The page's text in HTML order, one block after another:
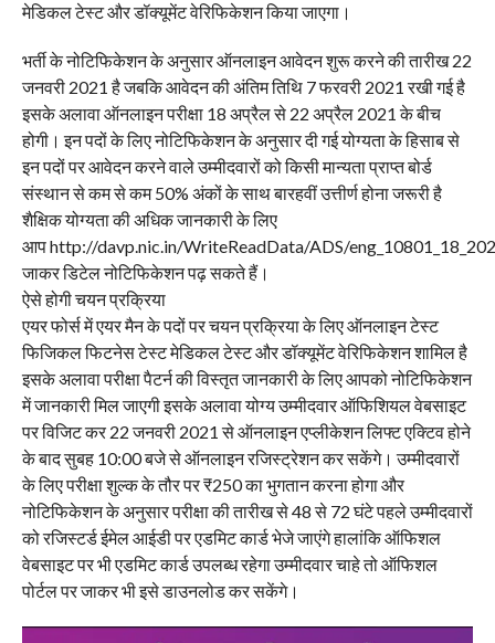
मेडिकल टेस्ट और डॉक्यूमेंट वेरिफिकेशन किया जाएगा।
भर्ती के नोटिफिकेशन के अनुसार ऑनलाइन आवेदन शुरू करने की तारीख 22
जनवरी 2021 है जबकि आवेदन की अंतिम तिथि 7 फरवरी 2021 रखी गई है
इसके अलावा ऑनलाइन परीक्षा 18 अप्रैल से 22 अप्रैल 2021 के बीच
होगी। इन पदों के लिए नोटिफिकेशन के अनुसार दी गई योग्यता के हिसाब से
इन पदों पर आवेदन करने वाले उम्मीदवारों को किसी मान्यता प्राप्त बोर्ड
संस्थान से कम से कम 50% अंकों के साथ बारहवीं उत्तीर्ण होना जरूरी है
शैक्षिक योग्यता की अधिक जानकारी के लिए
आप http://davp.nic.in/WriteReadData/ADS/
जाकर डिटेल नोटिफिकेशन पढ़ सकते हैं।
ऐसे होगी चयन प्रक्रिया
एयर फोर्स में एयर मैन के पदों पर चयन प्रक्रिया के लिए ऑनलाइन टेस्ट
फिजिकल फिटनेस टेस्ट मेडिकल टेस्ट और डॉक्यूमेंट वेरिफिकेशन शामिल है
इसके अलावा परीक्षा पैटर्न की विस्तृत जानकारी के लिए आपको नोटिफिकेशन
में जानकारी मिल जाएगी इसके अलावा योग्य उम्मीदवार ऑफिशियल वेबसाइट
पर विजिट कर 22 जनवरी 2021 से ऑनलाइन एप्लीकेशन लिफ्ट एक्टिव होने
के बाद सुबह 10:00 बजे से ऑनलाइन रजिस्ट्रेशन कर सकेंगे। उम्मीदवारों
के लिए परीक्षा शुल्क के तौर पर ₹250 का भुगतान करना होगा और
नोटिफिकेशन के अनुसार परीक्षा की तारीख से 48 से 72 घंटे पहले उम्मीदवारों
को रजिस्टर्ड ईमेल आईडी पर एडमिट कार्ड भेजे जाएंगे हालांकि ऑफिशल
वेबसाइट पर भी एडमिट कार्ड उपलब्ध रहेगा उम्मीदवार चाहे तो ऑफिशल
पोर्टल पर जाकर भी इसे डाउनलोड कर सकेंगे।